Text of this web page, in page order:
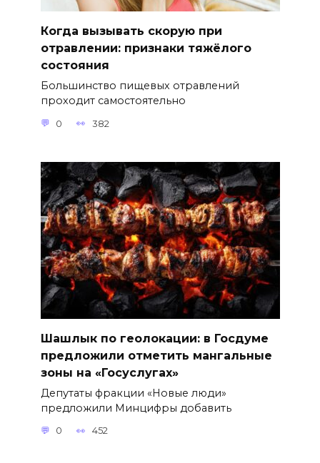
Когда вызывать скорую при
отравлении: признаки тяжёлого
состояния
Большинство пищевых отравлений
проходит самостоятельно
0 382
Шашлык по геолокации: в Госдуме
предложили отметить мангальные
зоны на «Госуслугах»
Депутаты фракции «Новые люди»
предложили Минцифры добавить
0 452